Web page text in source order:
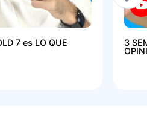
7 es LO QUE
3